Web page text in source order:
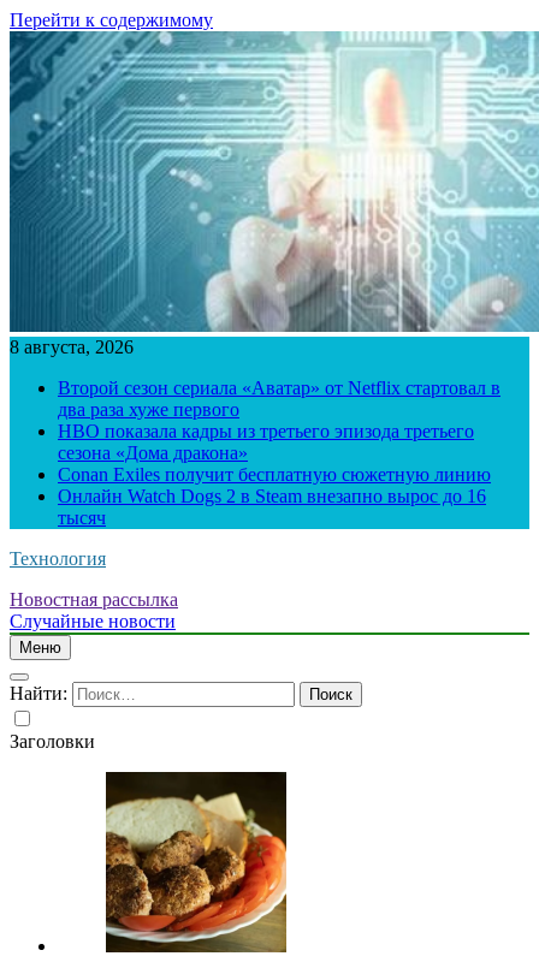
Перейти к содержимому
8 августа, 2026
Второй сезон сериала «Аватар» от Netflix стартовал в
два раза хуже первого
HBO показала кадры из третьего эпизода третьего
сезона «Дома дракона»
Conan Exiles получит бесплатную сюжетную линию
Онлайн Watch Dogs 2 в Steam внезапно вырос до 16
тысяч
Технология
Новостная рассылка
Случайные новости
Меню
Найти:
Заголовки